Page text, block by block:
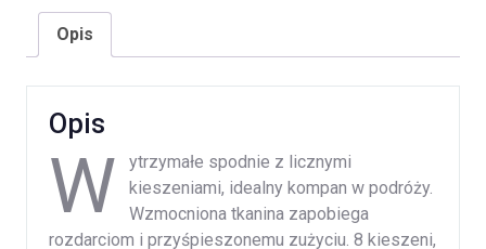
Opis
Opis
W
ytrzymałe spodnie z licznymi
kieszeniami, idealny kompan w podróży.
Wzmocniona tkanina zapobiega
rozdarciom i przyśpieszonemu zużyciu. 8 kieszeni,